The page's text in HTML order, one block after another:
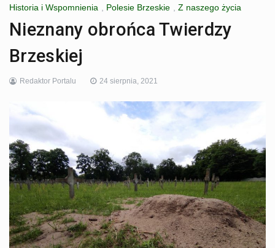
Historia i Wspomnienia , Polesie Brzeskie , Z naszego życia
Nieznany obrońca Twierdzy
Brzeskiej
Redaktor Portalu 24 sierpnia, 2021